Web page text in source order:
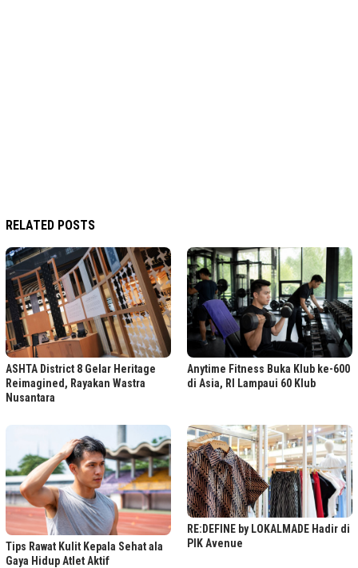
RELATED POSTS
ASHTA District 8 Gelar Heritage
Reimagined, Rayakan Wastra
Nusantara
Anytime Fitness Buka Klub ke-600
di Asia, RI Lampaui 60 Klub
Tips Rawat Kulit Kepala Sehat ala
Gaya Hidup Atlet Aktif
RE:DEFINE by LOKALMADE Hadir di
PIK Avenue